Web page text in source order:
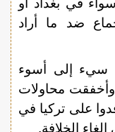
في بغداد أو
ضد ما أراد
سيء إلى أسوء
الخلافة سنة 1924م.. وأخفقت محاولات
على تركيا في
الخلافة.